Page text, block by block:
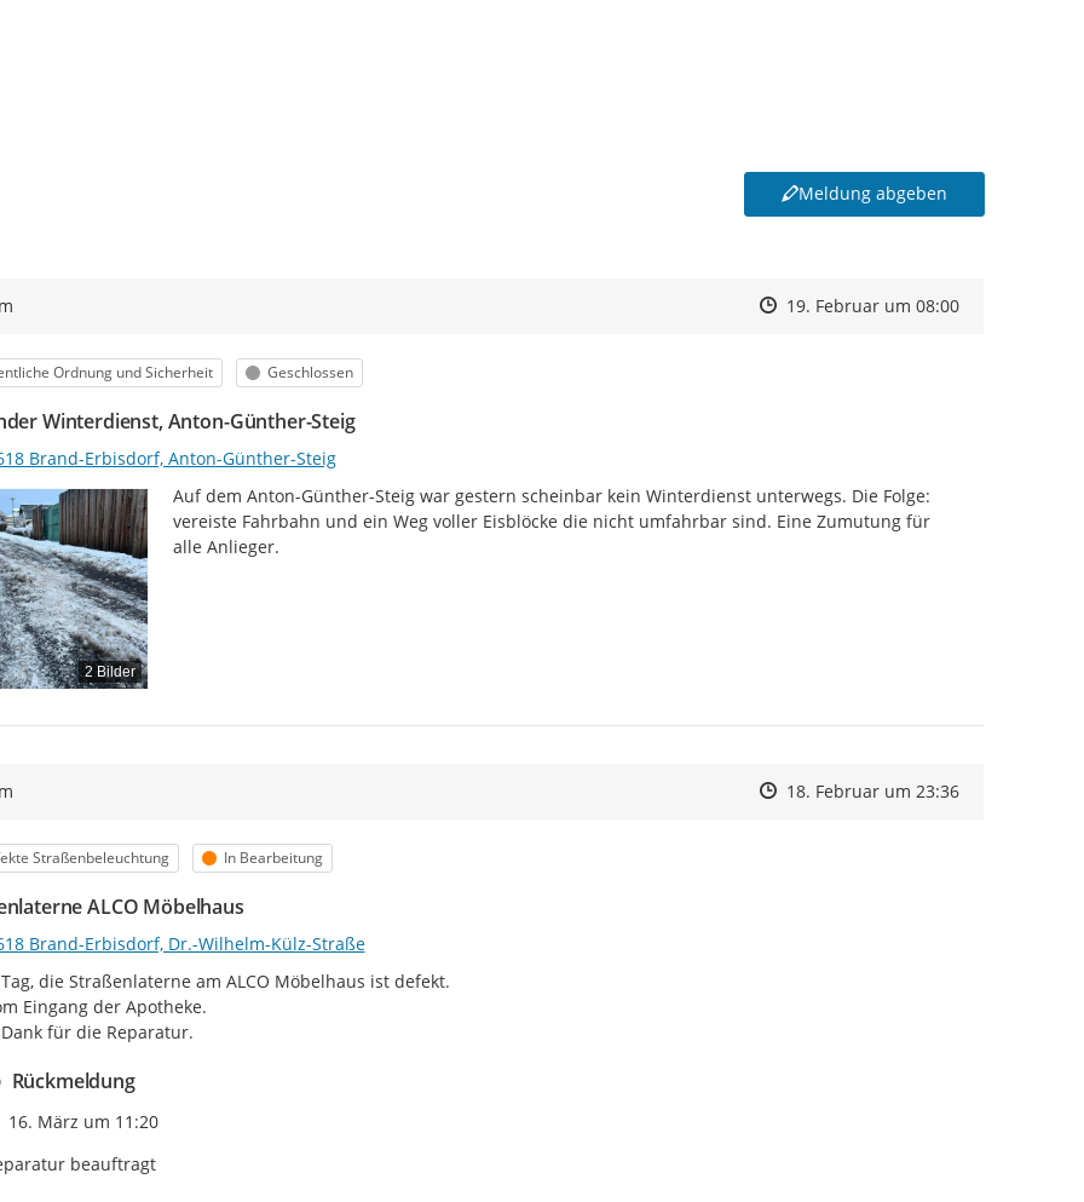
Meldung abgeben
Zeitpunkt des Erstellens
Zeitpunkt des Erstellens
19. Februar um 08:00Zur Äußerung
Ordnung und Sicherheit Status
Geschlossen
Winterdienst, Anton-Günther-Steig
Brand-Erbisdorf, Anton-Günther-Steig
2 Bilder
Auf dem Anton-Günther-Steig war gestern scheinbar kein Winterdienst unterwegs. Die Folge:
vereiste Fahrbahn und ein Weg voller Eisblöcke die nicht umfahrbar sind. Eine Zumutung für
alle Anlieger.
Zeitpunkt des Erstellens
Zeitpunkt des Erstellens
18. Februar um 23:36Zur Äußerung
Straßenbeleuchtung Status
In Bearbeitung
ALCO Möbelhaus
Brand-Erbisdorf, Dr.-Wilhelm-Külz-Straße
die Straßenlaterne am ALCO Möbelhaus ist defekt.
Eingang der Apotheke.
für die Reparatur.
Rückmeldung
Zeitpunkt des Erstellens
16. März um 11:20
beauftragt